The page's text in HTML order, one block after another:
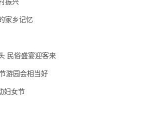
振兴
家乡记忆
民俗盛宴迎客来
游园会相当好
妇女节